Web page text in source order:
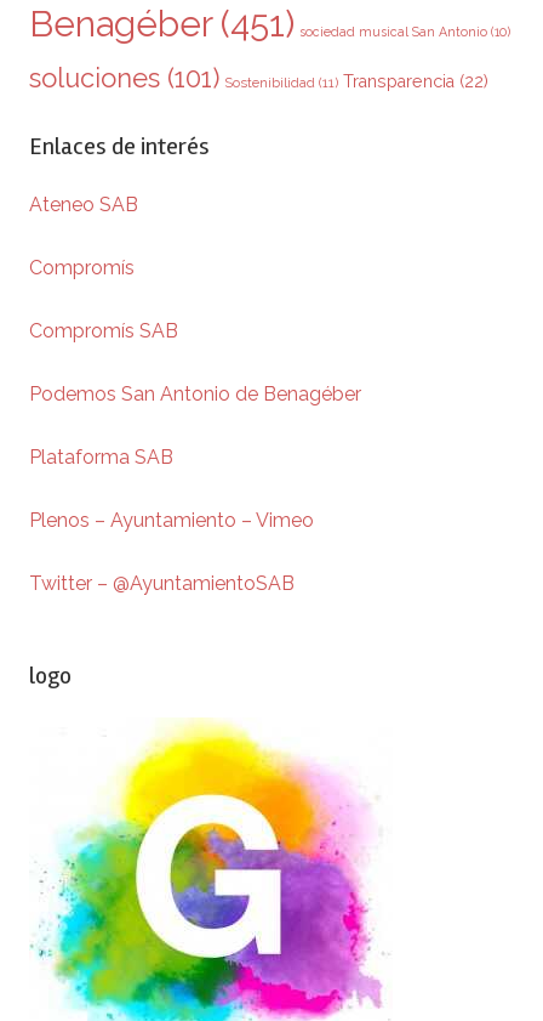
Benagéber(451) sociedad musical San Antonio (10)
soluciones (101) Sostenibilidad (11) Transparencia (22)
Enlaces de interés
Ateneo SAB
Compromís
Compromís SAB
Podemos San Antonio de Benagéber
Plataforma SAB
Plenos – Ayuntamiento – Vimeo
Twitter – @AyuntamientoSAB
logo